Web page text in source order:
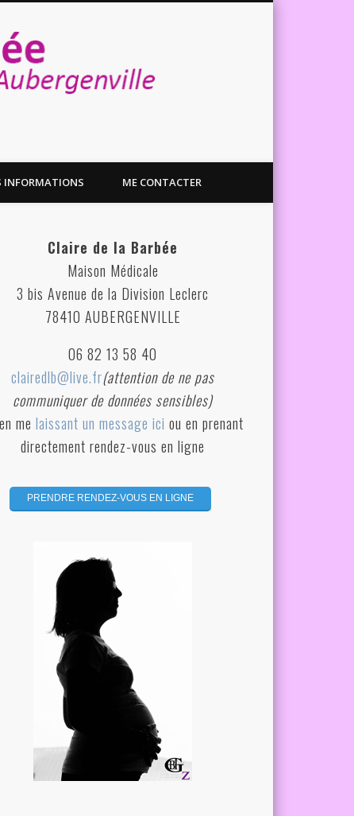
INFORMATIONS ME CONTACTER
Claire de la Barbée
Maison Médicale
3 bis Avenue de la Division Leclerc
78410 AUBERGENVILLE
06 82 13 58 40
clairedlb@live.fr(attention de ne pas
communiquer de données sensibles)
me laissant un message ici ou en prenant
directement rendez-vous en ligne
PRENDRE RENDEZ-VOUS EN LIGNE